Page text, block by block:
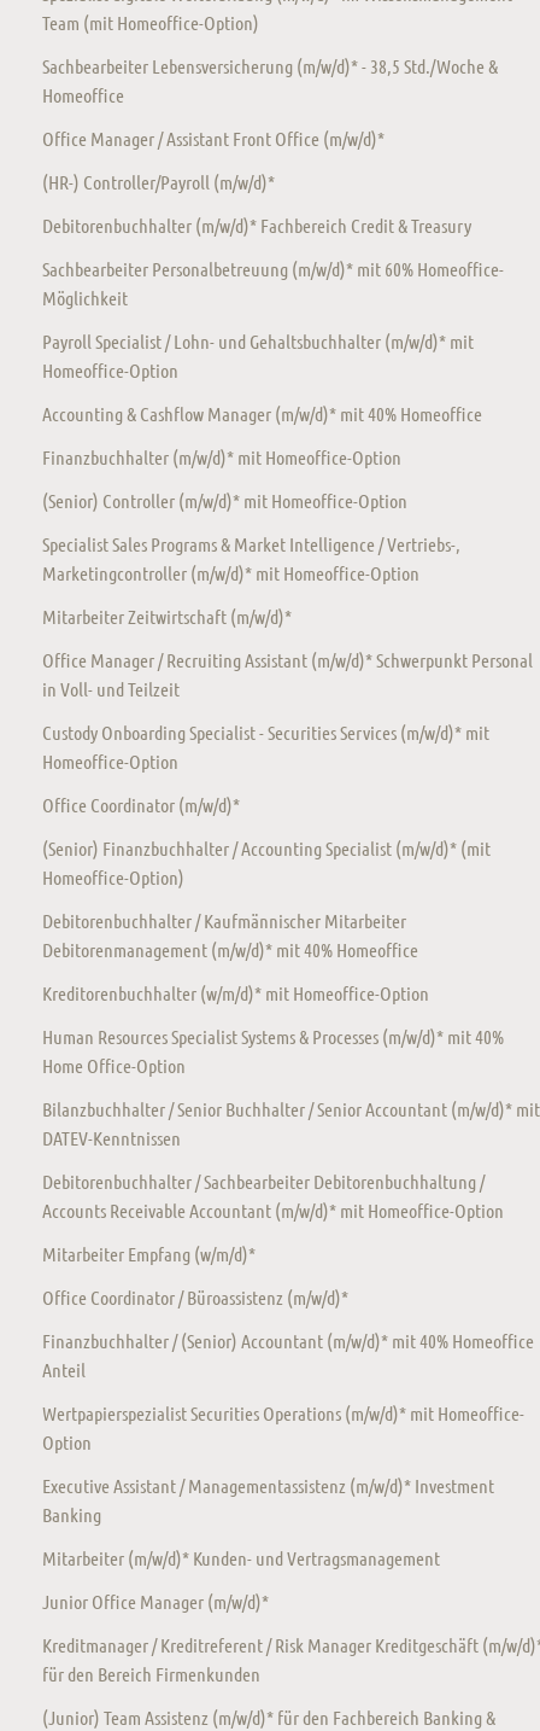
Team (mit Homeoffice-Option)
Sachbearbeiter Lebensversicherung (m/w/d)* - 38,5 Std./Woche &
Homeoffice
Office Manager / Assistant Front Office (m/w/d)*
(HR-) Controller/Payroll (m/w/d)*
Debitorenbuchhalter (m/w/d)* Fachbereich Credit & Treasury
Sachbearbeiter Personalbetreuung (m/w/d)* mit 60% Homeoffice-
Möglichkeit
Payroll Specialist / Lohn- und Gehaltsbuchhalter (m/w/d)* mit
Homeoffice-Option
Accounting & Cashflow Manager (m/w/d)* mit 40% Homeoffice
Finanzbuchhalter (m/w/d)* mit Homeoffice-Option
(Senior) Controller (m/w/d)* mit Homeoffice-Option
Specialist Sales Programs & Market Intelligence / Vertriebs-,
Marketingcontroller (m/w/d)* mit Homeoffice-Option
Mitarbeiter Zeitwirtschaft (m/w/d)*
Office Manager / Recruiting Assistant (m/w/d)* Schwerpunkt Personal
in Voll- und Teilzeit
Custody Onboarding Specialist - Securities Services (m/w/d)* mit
Homeoffice-Option
Office Coordinator (m/w/d)*
(Senior) Finanzbuchhalter / Accounting Specialist (m/w/d)* (mit
Homeoffice-Option)
Debitorenbuchhalter / Kaufmännischer Mitarbeiter
Debitorenmanagement (m/w/d)* mit 40% Homeoffice
Kreditorenbuchhalter (w/m/d)* mit Homeoffice-Option
Human Resources Specialist Systems & Processes (m/w/d)* mit 40%
Home Office-Option
Bilanzbuchhalter / Senior Buchhalter / Senior Accountant (m/w/d)* mit
DATEV-Kenntnissen
Debitorenbuchhalter / Sachbearbeiter Debitorenbuchhaltung /
Accounts Receivable Accountant (m/w/d)* mit Homeoffice-Option
Mitarbeiter Empfang (w/m/d)*
Office Coordinator / Büroassistenz (m/w/d)*
Finanzbuchhalter / (Senior) Accountant (m/w/d)* mit 40% Homeoffice
Anteil
Wertpapierspezialist Securities Operations (m/w/d)* mit Homeoffice-
Option
Executive Assistant / Managementassistenz (m/w/d)* Investment
Banking
Mitarbeiter (m/w/d)* Kunden- und Vertragsmanagement
Junior Office Manager (m/w/d)*
Kreditmanager / Kreditreferent / Risk Manager Kreditgeschäft (m/w/
für den Bereich Firmenkunden
(Junior) Team Assistenz (m/w/d)* für den Fachbereich Banking &